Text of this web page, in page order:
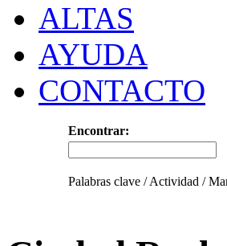
ALTAS
AYUDA
CONTACTO
Encontrar:
Palabras clave / Actividad /